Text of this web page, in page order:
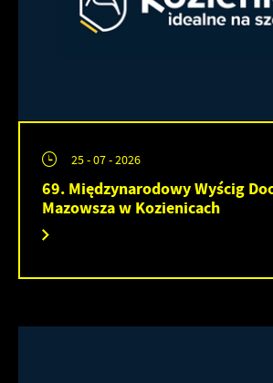
25 - 07 - 2026
69. Międzynarodowy Wyścig
Mazowsza w Kozienicach